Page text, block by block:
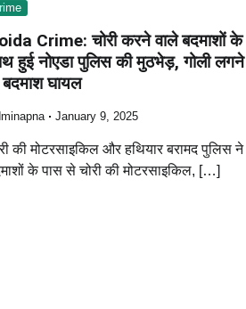
Crime: चोरी करने वाले बदमाशों के
हुई नोएडा पुलिस की मुठभेड़, गोली लगने
घायल
January 9, 2025
की मोटरसाइकिल और हथियार बरामद पुलिस ने
के पास से चोरी की मोटरसाइकिल, […]